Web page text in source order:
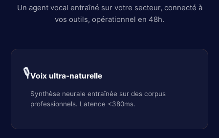
Un agent vocal entraîné sur votre secteur, connecté à
vos outils, opérationnel en 48h.
🎙️Voix ultra-naturelle
Synthèse neurale entraînée sur des corpus
professionnels. Latence <380ms.